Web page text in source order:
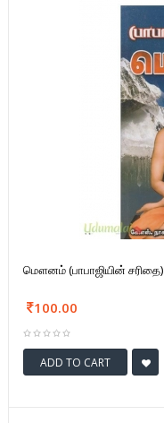
மௌனம் (பாபாஜியின் சரிதை)
100.00
ADD TO CART